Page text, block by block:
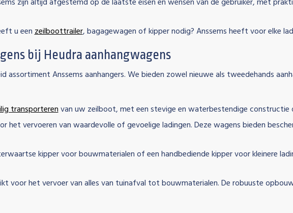
zijn altijd afgestemd op de laatste eisen en wensen van de gebruiker, met
u eenzeilboottrailer, bagagewagen of kipper nodig? Anssems heeft voor elke
bij Heudra aanhangwagens
assortiment Anssems aanhangers. We bieden zowel nieuwe als tweedehands
transporterenvan uw zeilboot, met een stevige en waterbestendige constructie
het vervoeren van waardevolle of gevoelige ladingen. Deze wagens bieden
kipper voor bouwmaterialen of een handbediende kipper voor kleinere
voor het vervoer van alles van tuinafval tot bouwmaterialen. De robuuste